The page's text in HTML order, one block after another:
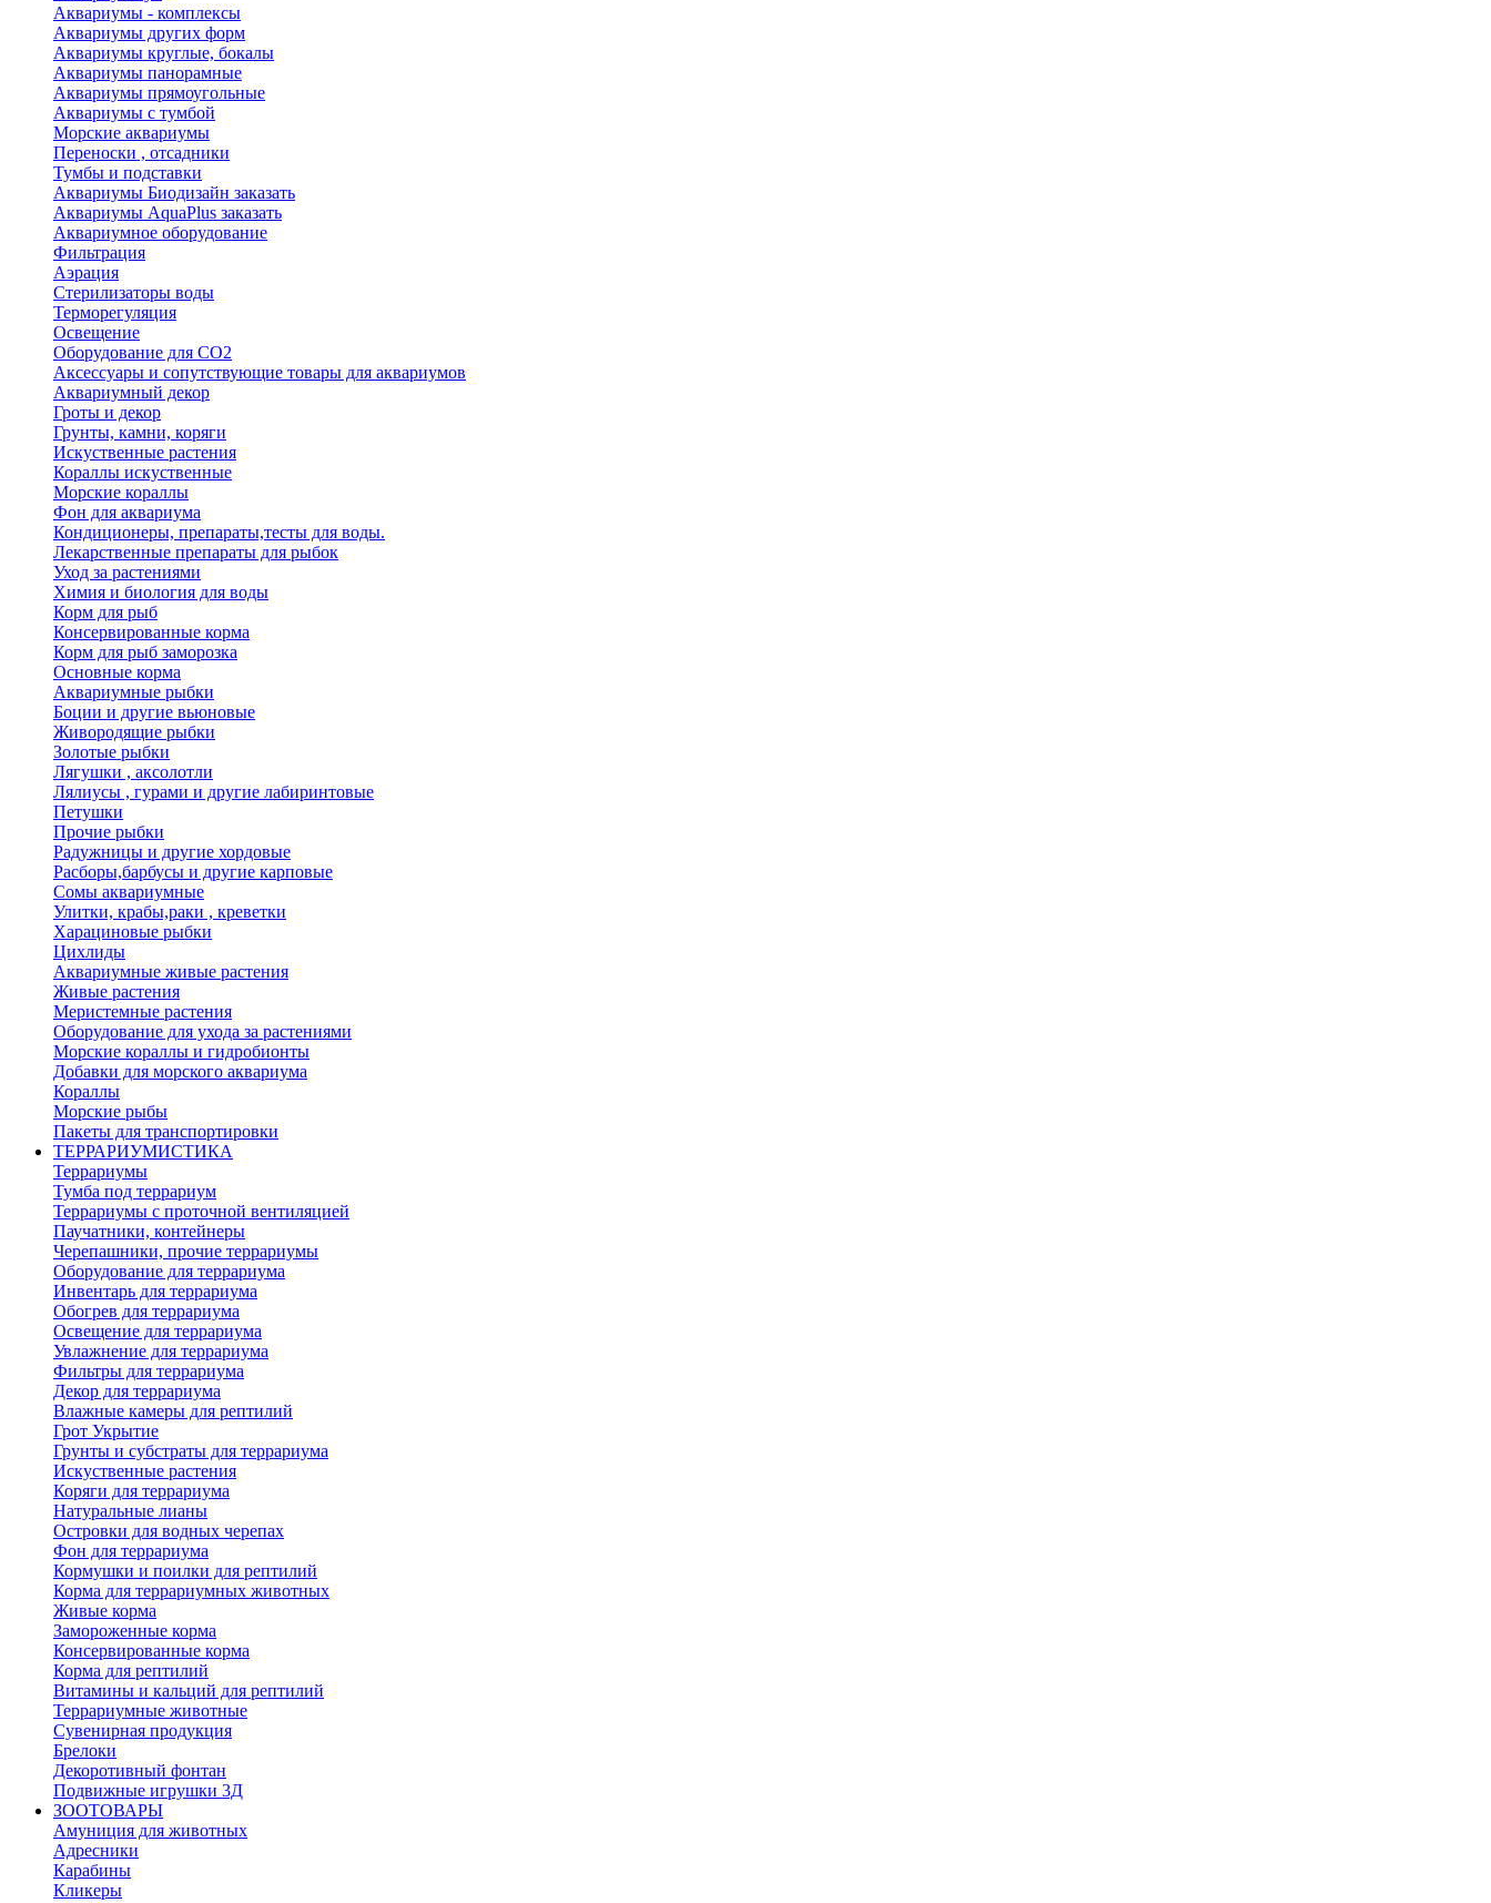
Аквариумы - комплексы
Аквариумы других форм
Аквариумы круглые, бокалы
Аквариумы панорамные
Аквариумы прямоугольные
Аквариумы с тумбой
Морские аквариумы
Переноски , отсадники
Тумбы и подставки
Аквариумы Биодизайн заказать
Аквариумы AquaPlus заказать
Аквариумное оборудование
Фильтрация
Аэрация
Стерилизаторы воды
Терморегуляция
Освещение
Оборудование для CO2
Аксессуары и сопутствующие товары для аквариумов
Аквариумный декор
Гроты и декор
Грунты, камни, коряги
Искуственные растения
Кораллы искуственные
Морские кораллы
Фон для аквариума
Кондиционеры, препараты,тесты для воды.
Лекарственные препараты для рыбок
Уход за растениями
Химия и биология для воды
Корм для рыб
Консервированные корма
Корм для рыб заморозка
Основные корма
Аквариумные рыбки
Боции и другие вьюновые
Живородящие рыбки
Золотые рыбки
Лягушки , аксолотли
Лялиусы , гурами и другие лабиринтовые
Петушки
Прочие рыбки
Радужницы и другие хордовые
Расборы,барбусы и другие карповые
Сомы аквариумные
Улитки, крабы,раки , креветки
Харациновые рыбки
Цихлиды
Аквариумные живые растения
Живые растения
Меристемные растения
Оборудование для ухода за растениями
Морские кораллы и гидробионты
Добавки для морского аквариума
Кораллы
Морские рыбы
Пакеты для транспортировки
ТЕРРАРИУМИСТИКА
Террариумы
Тумба под террариум
Террариумы с проточной вентиляцией
Паучатники, контейнеры
Черепашники, прочие террариумы
Оборудование для террариума
Инвентарь для террариума
Обогрев для террариума
Освещение для террариума
Увлажнение для террариума
Фильтры для террариума
Декор для террариума
Влажные камеры для рептилий
Грот Укрытие
Грунты и субстраты для террариума
Искуственные растения
Коряги для террариума
Натуральные лианы
Островки для водных черепах
Фон для террариума
Кормушки и поилки для рептилий
Корма для террариумных животных
Живые корма
Замороженные корма
Консервированные корма
Корма для рептилий
Витамины и кальций для рептилий
Террариумные животные
Сувенирная продукция
Брелоки
Декоротивный фонтан
Подвижные игрушки 3Д
ЗООТОВАРЫ
Амуниция для животных
Адресники
Карабины
Кликеры